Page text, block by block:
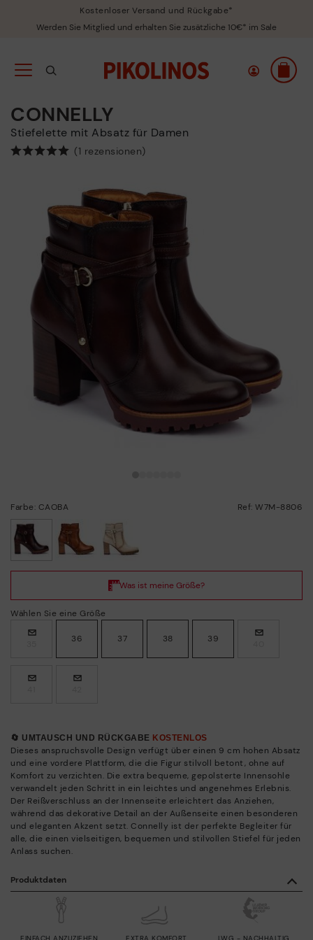
Kostenloser Versand und Rückgabe*
Werden Sie Mitglied und erhalten Sie zusätzliche 10€* im Sale
CONNELLY
Stiefelette mit Absatz für Damen
(1 rezensionen)
Farbe: CAOBA Ref: W7M-8806
Wählen Sie eine Größe
36 37 38 39
🔄 UMTAUSCH UND RÜCKGABE KOSTENLOS
Dieses anspruchsvolle Design verfügt über einen 9 cm hohen Absatz
und eine vordere Plattform, die die Figur stilvoll betont, ohne auf
Komfort zu verzichten. Die extra bequeme, gepolsterte Innensohle
verwandelt jeden Schritt in ein leichtes und angenehmes Erlebnis.
Der Reißverschluss an der Innenseite erleichtert das Anziehen,
während das dekorative Detail an der Außenseite einen besonderen
und eleganten Akzent setzt. Connelly ist der perfekte Begleiter für
alle, die einen vielseitigen, bequemen und stilvollen Stiefel für jeden
Anlass suchen.
Produktdaten
EINFACH ANZUZIEHEN EXTRA KOMFORT LWG - NACHHALTIG